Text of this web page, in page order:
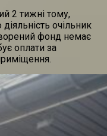
2 тижні тому,
очільник
фонд немає
оплати за